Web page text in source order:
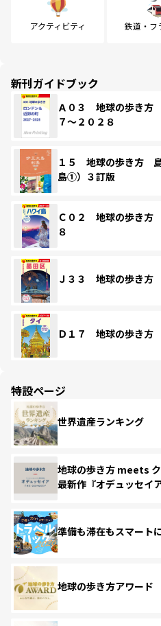
アクティビティ 鉄道・フ
新刊ガイドブック
Ａ０３ 地球の歩き方
７～２０２８
１５ 地球の歩き方
島①）３訂版
Ｃ０２ 地球の歩き方
８
Ｊ３３ 地球の歩き方
Ｄ１７ 地球の歩き方
特設ページ
世界遺産ランキング
地球の歩き方 meets
最新作『オデュッセイア
準備も滞在もスマー
地球の歩き方アワード